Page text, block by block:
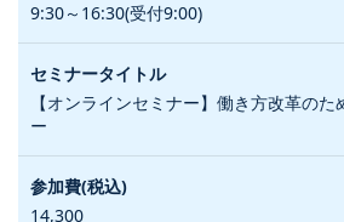
9:30～16:30(受付9:00)
【オンラインセミナー】働き方改革の
ー
14,300